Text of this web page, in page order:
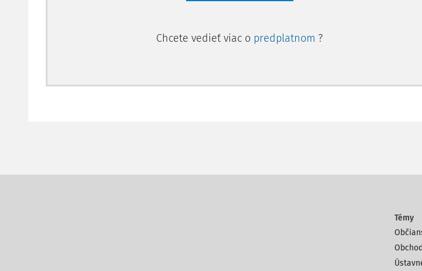
Chcete vedieť viac o predplatnom ?
Témy